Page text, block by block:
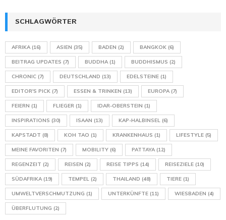
SCHLAGWÖRTER
AFRIKA(16) ASIEN (35) BADEN (2) BANGKOK (6)
BEITRAG UPDATES (7) BUDDHA(1) BUDDHISMUS (2)
CHRONIC (7) DEUTSCHLAND (13) EDELSTEINE (1)
EDITOR'S PICK (7) ESSEN & TRINKEN (13) EUROPA(7)
FEIERN (1) FLIEGER (1) IDAR-OBERSTEIN (1)
INSPIRATIONS (30) ISAAN (13) KAP-HALBINSEL (6)
KAPSTADT (8) KOH TAO (1) KRANKENHAUS (1) LIFESTYLE (5)
MEINE FAVORITEN (7) MOBILITY (6) PATTAYA(12)
REGENZEIT (2) REISEN (2) REISE TIPPS (14) REISEZIELE (10)
SÜDAFRIKA(19) TEMPEL (2) THAILAND (48) TIERE (1)
UMWELTVERSCHMUTZUNG (1) UNTERKÜNFTE (11) WIESBADEN (4)
ÜBERFLUTUNG (2)